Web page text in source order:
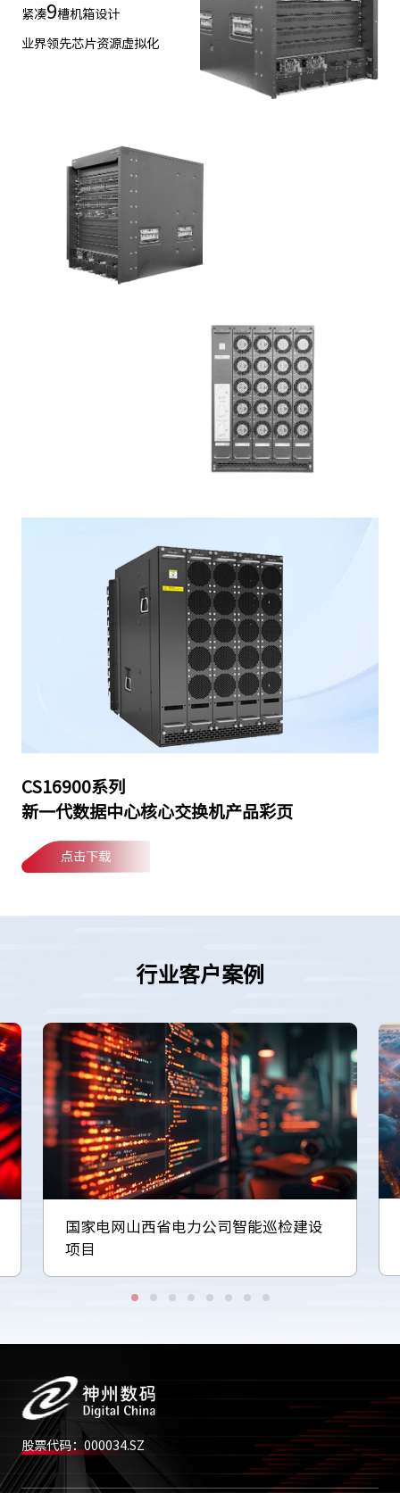
紧凑9槽机箱设计
业界领先芯片资源虚拟化
CS16900系列
新一代数据中心核心交换机产品彩页
点击下载
行业客户案例
国家电网山西省电力公司智能巡检建设
项目
股票代码：000034.SZ